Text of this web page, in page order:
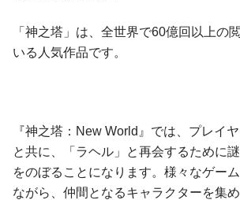
「神之塔」は、全世界で60億回以上の
いる人気作品です。
『神之塔：New World』では、プレイ
と共に、「ラヘル」と再会するために
をのぼることになります。様々なゲー
ながら、仲間となるキャラクターを集